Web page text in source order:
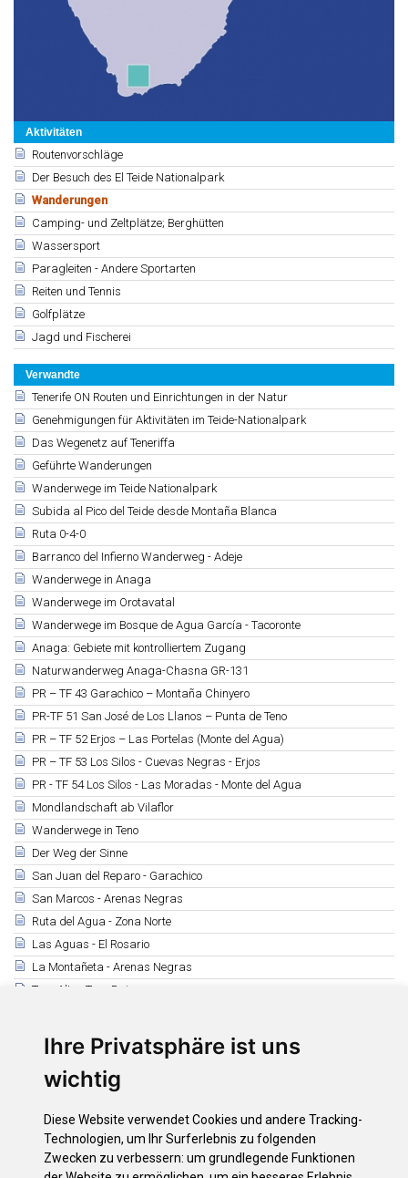
Ihre Privatsphäre ist uns
wichtig
Diese Website verwendet Cookies und andere Tracking-
Technologien, um Ihr Surferlebnis zu folgenden
Zwecken zu verbessern: um grundlegende Funktionen
Aktivitäten
Routenvorschläge
Der Besuch des El Teide Nationalpark
Wanderungen
Camping- und Zeltplätze; Berghütten
Wassersport
Paragleiten - Andere Sportarten
Reiten und Tennis
Golfplätze
Jagd und Fischerei
Verwandte
Tenerife ON Routen und Einrichtungen in der Natur
Genehmigungen für Aktivitäten im Teide-Nationalpark
Das Wegenetz auf Teneriffa
Geführte Wanderungen
Wanderwege im Teide Nationalpark
Subida al Pico del Teide desde Montaña Blanca
Ruta 0-4-0
Barranco del Infierno Wanderweg - Adeje
Wanderwege in Anaga
Wanderwege im Orotavatal
Wanderwege im Bosque de Agua García - Tacoronte
Anaga: Gebiete mit kontrolliertem Zugang
Naturwanderweg Anaga-Chasna GR-131
PR – TF 43 Garachico – Montaña Chinyero
PR-TF 51 San José de Los Llanos – Punta de Teno
PR – TF 52 Erjos – Las Portelas (Monte del Agua)
PR – TF 53 Los Silos - Cuevas Negras - Erjos
PR - TF 54 Los Silos - Las Moradas - Monte del Agua
Mondlandschaft ab Vilaflor
Wanderwege in Teno
Der Weg der Sinne
San Juan del Reparo - Garachico
San Marcos - Arenas Negras
Ruta del Agua - Zona Norte
Las Aguas - El Rosario
La Montañeta - Arenas Negras
Teno Alto - Teno Bajo
Roque del Conde
Tamaide
Montaña Roja - Montaña Pelada
Ruta de los Peregrinos
Observación de Aves